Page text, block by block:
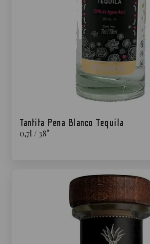
Tantita Pena Blanco Tequila
0,7l / 38°